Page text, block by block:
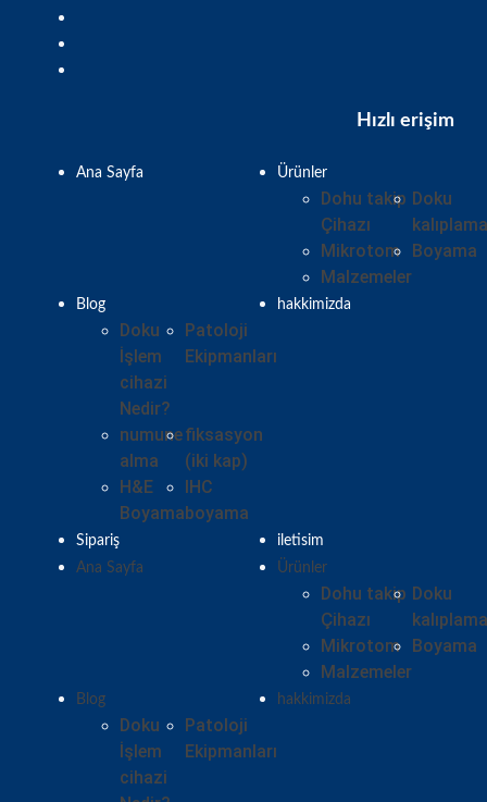
Hızlı erişim
Ana Sayfa Ürünler
Dohu takip
Çihazı
Doku
kalıplama
Mikrotom
Boyama
Malzemeler
Blog
Doku
İşlem
cihazi
Nedir?
Patoloji
Ekipmanları
numune
alma
fiksasyon
(iki kap)
H&E
Boyama
IHC
boyama
hakkimizda
Sipariş
iletisim
Ana Sayfa
Ürünler
Dohu takip
Çihazı
Doku
kalıplama
Mikrotom
Boyama
Malzemeler
Blog
Doku
İşlem
cihazi
Patoloji
Ekipmanları
hakkimizda